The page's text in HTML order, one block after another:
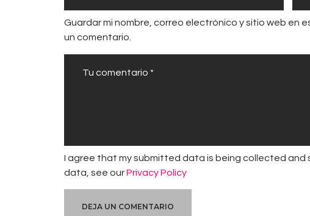
Guardar mi nombre, correo electrónico y sitio web en
un comentario.
I agree that my submitted data is being collected and
data, see ourPrivacy Policy